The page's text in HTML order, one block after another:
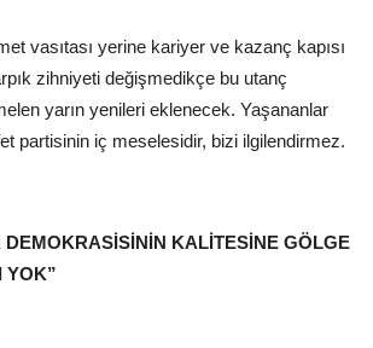
vasıtası yerine kariyer ve kazanç kapısı
zihniyeti değişmedikçe bu utanç
yarın yenileri eklenecek. Yaşananlar
partisinin iç meselesidir, bizi ilgilendirmez.
DEMOKRASİSİNİN KALİTESİNE GÖLGE
YOK”